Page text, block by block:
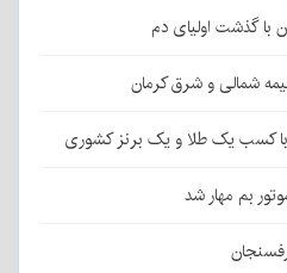
با گذشت اولیای دم
شمالی و شرق کرمان
کسب یک طلا و یک برنز کشوری
بم مهار شد